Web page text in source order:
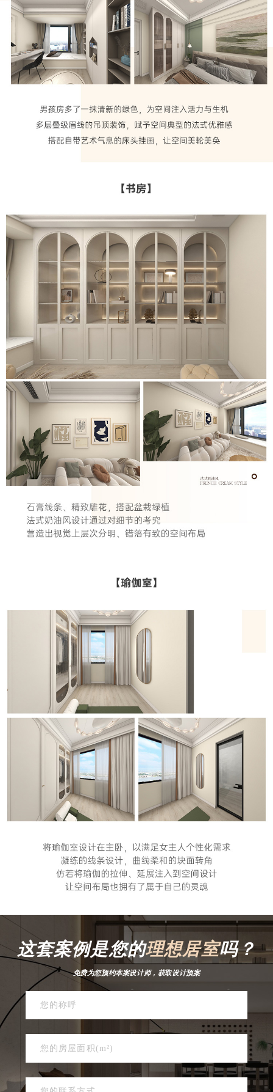
这套案例是您的理想居室吗？
免费为您预约本案设计师，获取设计预案